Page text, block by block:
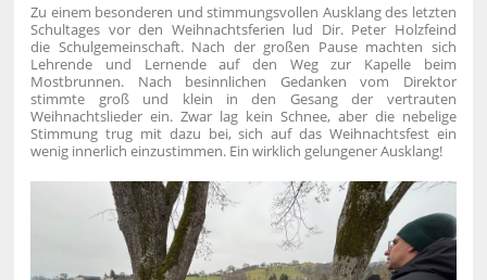
Zu einem besonderen und stimmungsvollen Ausklang des letzten
Schultages vor den Weihnachtsferien lud Dir. Peter Holzfeind
die Schulgemeinschaft. Nach der großen Pause machten sich
Lehrende und Lernende auf den Weg zur Kapelle beim
Mostbrunnen. Nach besinnlichen Gedanken vom Direktor
stimmte groß und klein in den Gesang der vertrauten
Weihnachtslieder ein. Zwar lag kein Schnee, aber die nebelige
Stimmung trug mit dazu bei, sich auf das Weihnachtsfest ein
wenig innerlich einzustimmen. Ein wirklich gelungener Ausklang!